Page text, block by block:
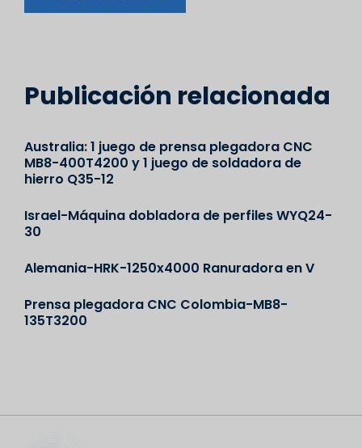
Publicación relacionada
Australia: 1 juego de prensa plegadora CNC
MB8-400T4200 y 1 juego de soldadora de
hierro Q35-12
Israel-Máquina dobladora de perfiles WYQ24-
30
Alemania-HRK-1250x4000 Ranuradora en V
Prensa plegadora CNC Colombia-MB8-
135T3200